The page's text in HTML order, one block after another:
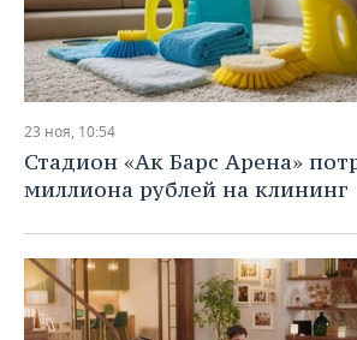
23 ноя, 10:54
Стадион «Ак Барс Арена»
миллиона рублей на клининг